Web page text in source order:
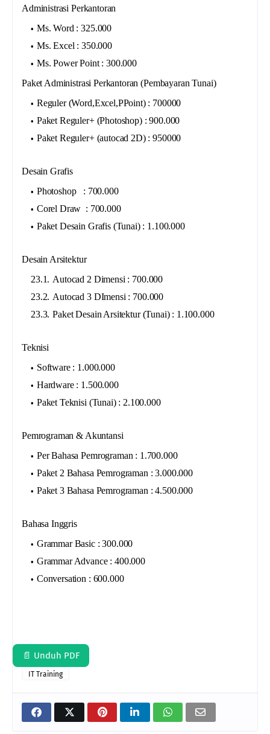
Administrasi Perkantoran
Ms. Word : 325.000
Ms. Excel : 350.000
Ms. Power Point : 300.000
Paket Administrasi Perkantoran (Pembayaran Tunai)
Reguler (Word,Excel,PPoint) : 700000
Paket Reguler+ (Photoshop) : 900.000
Paket Reguler+ (autocad 2D) : 950000
Desain Grafis
Photoshop : 700.000
Corel Draw : 700.000
Paket Desain Grafis (Tunai) : 1.100.000
Desain Arsitektur
Autocad 2 Dimensi : 700.000
Autocad 3 DImensi : 700.000
Paket Desain Arsitektur (Tunai) : 1.100.000
Teknisi
Software : 1.000.000
Hardware : 1.500.000
Paket Teknisi (Tunai) : 2.100.000
Pemrograman & Akuntansi
Per Bahasa Pemrograman : 1.700.000
Paket 2 Bahasa Pemrograman : 3.000.000
Paket 3 Bahasa Pemrograman : 4.500.000
Bahasa Inggris
Grammar Basic : 300.000
Grammar Advance : 400.000
Conversation : 600.000
📄 Unduh PDF
IT Training